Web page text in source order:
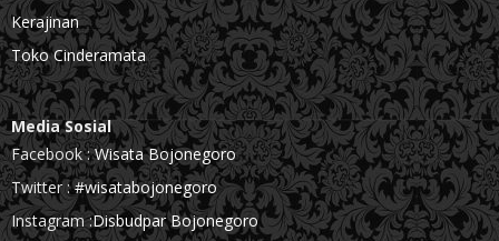
Kerajinan
Toko Cinderamata
Media Sosial
Facebook :Wisata Bojonegoro
Twitter :#wisatabojonegoro
Instagram :Disbudpar Bojonegoro